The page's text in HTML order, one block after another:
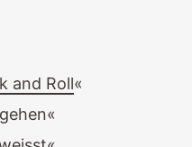
and Roll«